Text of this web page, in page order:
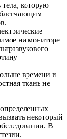
которую
на мониторе.
времени и
ткань не
некоторый
В